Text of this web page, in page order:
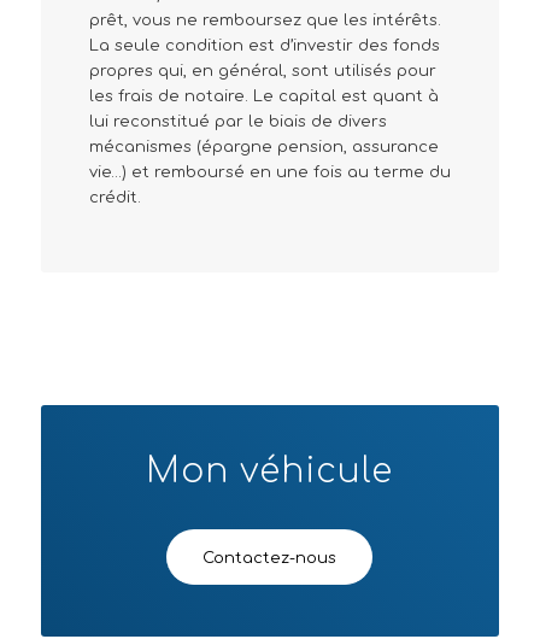
prêt, vous ne remboursez que les intérêts.
La seule condition est d’investir des fonds
propres qui, en général, sont utilisés pour
les frais de notaire. Le capital est quant à
lui reconstitué par le biais de divers
mécanismes (épargne pension, assurance
vie…) et remboursé en une fois au terme du
crédit.
Mon véhicule
Contactez-nous